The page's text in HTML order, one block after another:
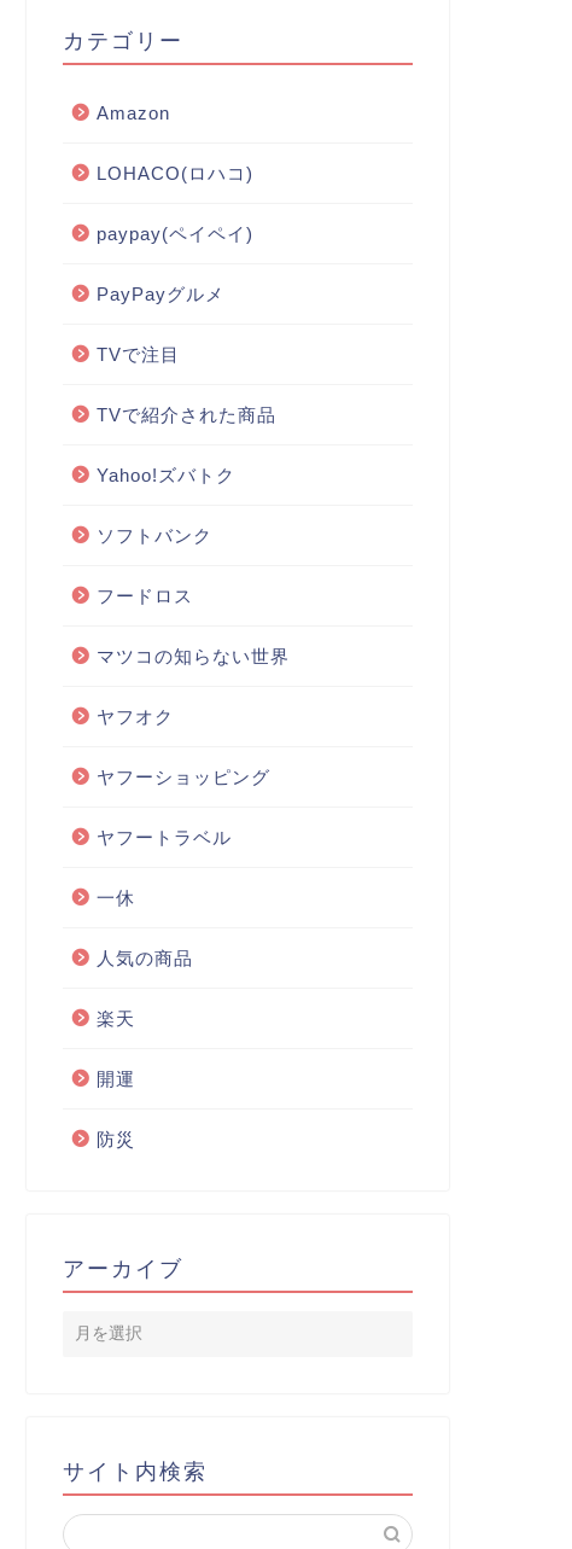
カテゴリー
Amazon
LOHACO(ロハコ)
paypay(ペイペイ)
PayPayグルメ
TVで注目
TVで紹介された商品
Yahoo!ズバトク
ソフトバンク
フードロス
マツコの知らない世界
ヤフオク
ヤフーショッピング
ヤフートラベル
一休
人気の商品
楽天
開運
防災
アーカイブ
サイト内検索